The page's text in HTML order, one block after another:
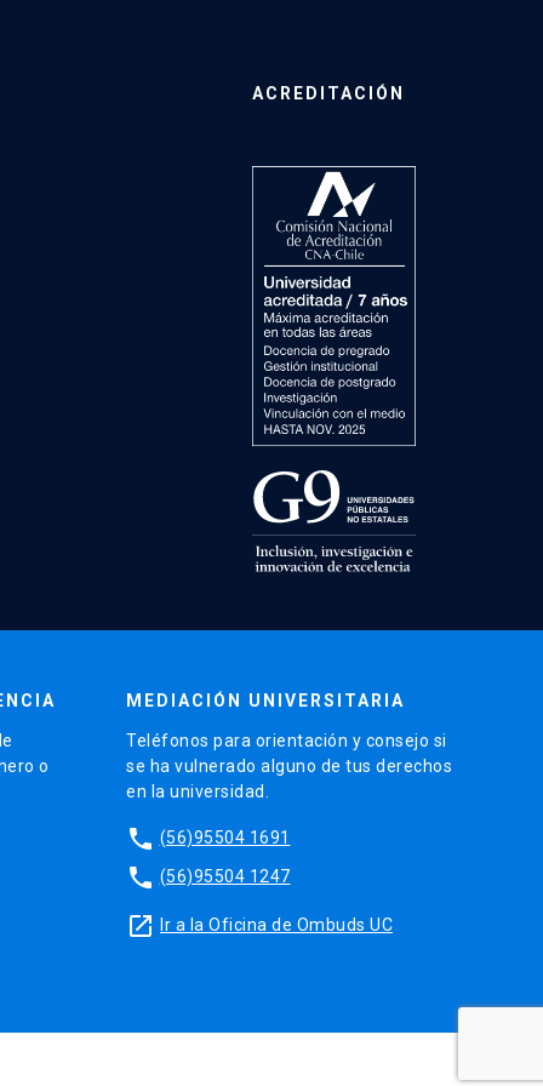
ACREDITACIÓN
o
MEDIACIÓN UNIVERSITARIA
Teléfonos para orientación y consejo si
se ha vulnerado alguno de tus derechos
en la universidad.
phone (56)95504 1691
phone (56)95504 1247
launch Ir a la Oficina de Ombuds UC